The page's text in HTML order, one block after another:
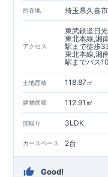
https://www.e-
所在地 埼玉県久喜
アクセス
東武鉄道日
東北本線,湘
駅まで徒歩
東北本線,湘
駅までバス
土地面積 118.87㎡
建物面積 112.91㎡
間取り 3LDK
カースペース 2台
Good!